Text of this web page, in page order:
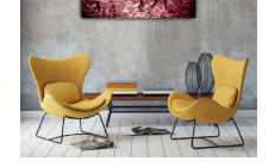
Adaugă
favorite